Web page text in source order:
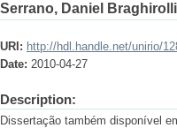
Serrano, Daniel Braghirolli
URI: http://hdl.handle.net/unirio/
Date: 2010-04-27
Description:
Dissertação também disponível